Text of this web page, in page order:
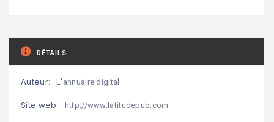
DÉTAILS
Auteur: L'annuaire digital
Site web: http://www.latitudepub.com